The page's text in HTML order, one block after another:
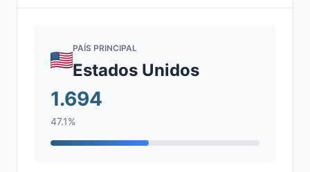
PAÍS PRINCIPAL
Estados Unidos
1.694
47.1%